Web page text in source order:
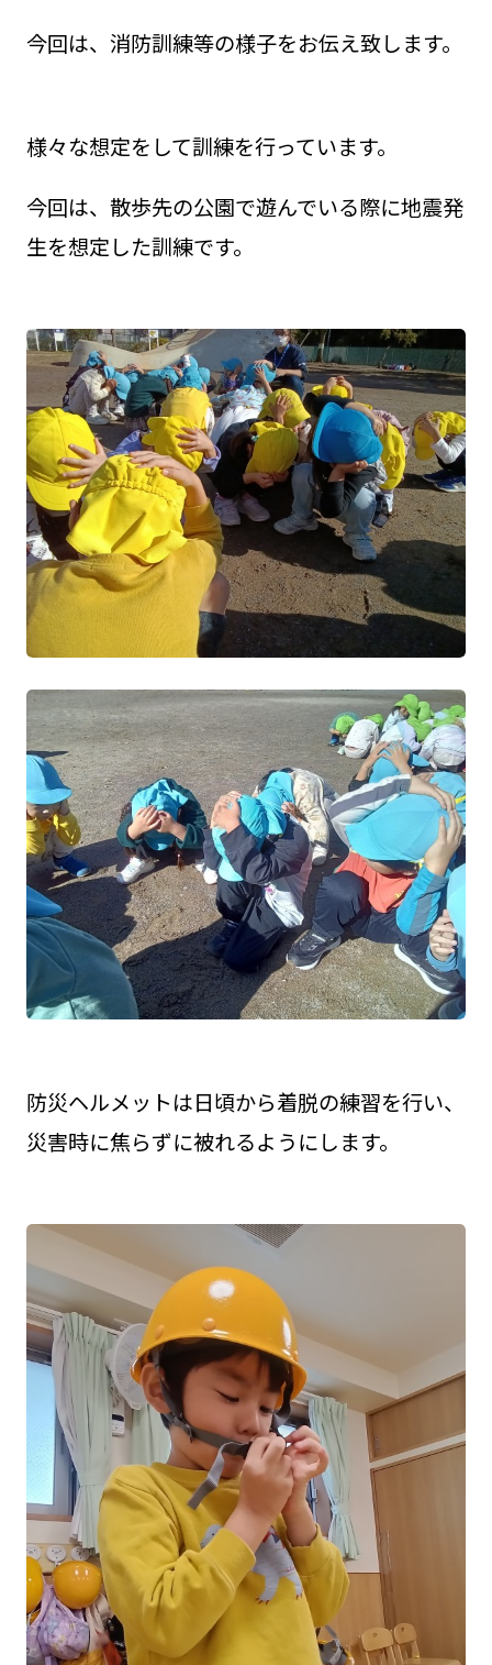
今回は、消防訓練等の様子をお伝え致します。
様々な想定をして訓練を行っています。
今回は、散歩先の公園で遊んでいる際に地震発
生を想定した訓練です。
防災ヘルメットは日頃から着脱の練習を行い、
災害時に焦らずに被れるようにします。